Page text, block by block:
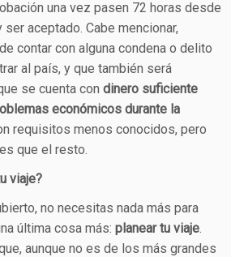
una vez pasen 72 horas desde
aceptado. Cabe mencionar,
contar con alguna condena o delito
al país, y que también será
se cuenta con dinero suficiente
económicos durante la
requisitos menos conocidos, pero
que el resto.
viaje?
no necesitas nada más para
última cosa más: planear tu viaje.
aunque no es de los más grandes